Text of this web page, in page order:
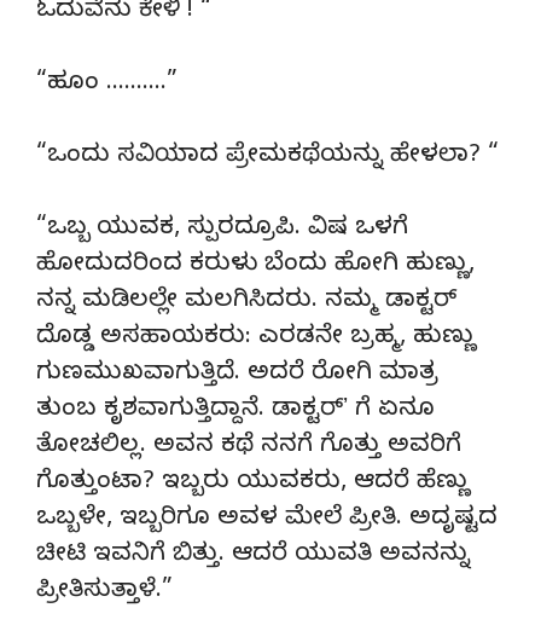
ಓದುವೆನು ಕೇಳಿ ! “
“ಹೂಂ ……….”
“ಒಂದು ಸವಿಯಾದ ಪ್ರೇಮಕಥೆಯನ್ನು ಹೇಳಲಾ? “
“ಒಬ್ಬ ಯುವಕ, ಸ್ಪುರದ್ರೂಪಿ. ವಿಷ ಒಳಗೆ
ಹೋದುದರಿಂದ ಕರುಳು ಬೆಂದು ಹೋಗಿ ಹುಣ್ಣು,
ನನ್ನ ಮಡಿಲಲ್ಲೇ ಮಲಗಿಸಿದರು. ನಮ್ಮ ಡಾಕ್ಟರ್
ದೊಡ್ಡ ಅಸಹಾಯಕರು: ಎರಡನೇ ಬ್ರಹ್ಮ, ಹುಣ್ಣು
ಗುಣಮುಖವಾಗುತ್ತಿದೆ. ಅದರೆ ರೋಗಿ ಮಾತ್ರ
ತುಂಬ ಕೃಶವಾಗುತ್ತಿದ್ದಾನೆ. ಡಾಕ್ಟರ್ʼ ಗೆ ಏನೂ
ತೋಚಲಿಲ್ಲ. ಅವನ ಕಥೆ ನನಗೆ ಗೊತ್ತು ಅವರಿಗೆ
ಗೊತ್ತುಂಟಾ? ಇಬ್ಬರು ಯುವಕರು, ಆದರೆ ಹೆಣ್ಣು
ಒಬ್ಬಳೇ, ಇಬ್ಬರಿಗೂ ಅವಳ ಮೇಲೆ ಪ್ರೀತಿ. ಅದೃಷ್ಟದ
ಚೀಟಿ ಇವನಿಗೆ ಬಿತ್ತು. ಆದರೆ ಯುವತಿ ಅವನನ್ನು
ಪ್ರೀತಿಸುತ್ತಾಳೆ.”